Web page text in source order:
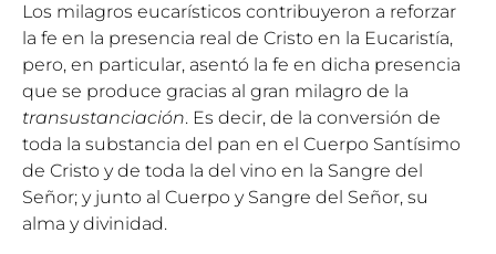
Los milagros eucarísticos contribuyeron a reforzar
la fe en la presencia real de Cristo en la Eucaristía,
pero, en particular, asentó la fe en dicha presencia
que se produce gracias al gran milagro de la
transustanciación. Es decir, de la conversión de
toda la substancia del pan en el Cuerpo Santísimo
de Cristo y de toda la del vino en la Sangre del
Señor; y junto al Cuerpo y Sangre del Señor, su
alma y divinidad.